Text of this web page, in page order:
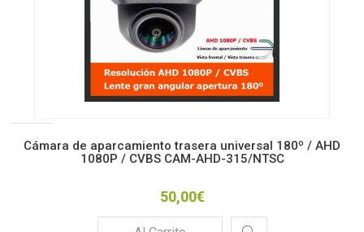
Cámara de aparcamiento trasera universal 180º / AHD
1080P / CVBS CAM-AHD-315/NTSC
50,00€